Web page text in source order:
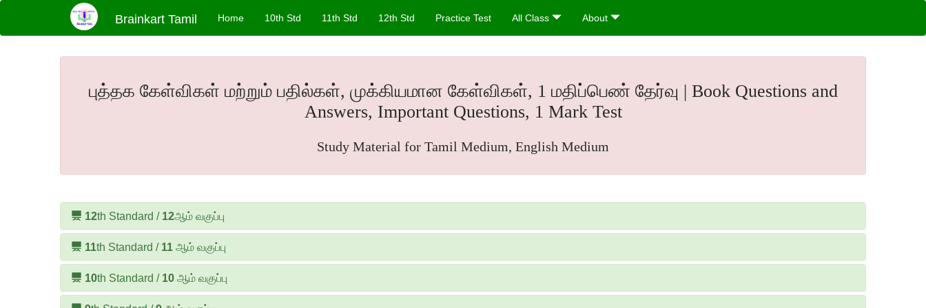
Brainkart Tamil Home 10th Std 11th Std 12th Std Practice Test All Class About
புத்தக கேள்விகள் மற்றும் பதில்கள், முக்கியமான கேள்விகள், 1 மதிப்பெண் தேர்வு | Book Questions and
Answers, Important Questions, 1 Mark Test
Study Material for Tamil Medium, English Medium
12th Standard / 12ஆம் வகுப்பு
11th Standard / 11 ஆம் வகுப்பு
10th Standard / 10 ஆம் வகுப்பு